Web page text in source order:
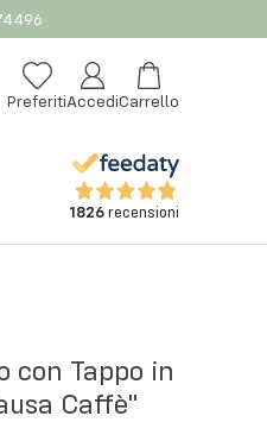
PreferitiAccediCarrello
1826recensioni
con Tappo in
Caffè"